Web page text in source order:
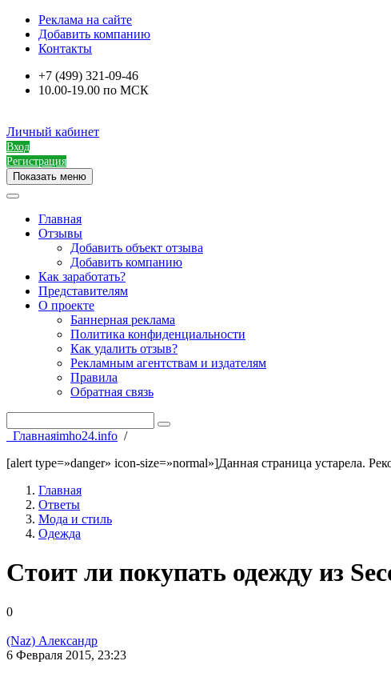
Реклама на сайте
Добавить компанию
Контакты
+7 (499) 321-09-46
10.00-19.00 по МСК
Личный кабинет
Вход
Регистрация
Показать меню
Главная
Отзывы
Добавить объект отзыва
Добавить компанию
Как заработать?
Представителям
О проекте
Баннерная реклама
Политика конфиденциальности
Как удалить отзыв?
Рекламным агентствам и издателям
Правила
Обратная связь
Главнаяimho24.info /
[alert type=»danger» icon-size=»normal»]Данная страница устарела.
Главная
Ответы
Мода и стиль
Одежда
Стоит ли покупать одежду из
0
(Naz) Александр
6 Февраля 2015, 23:23